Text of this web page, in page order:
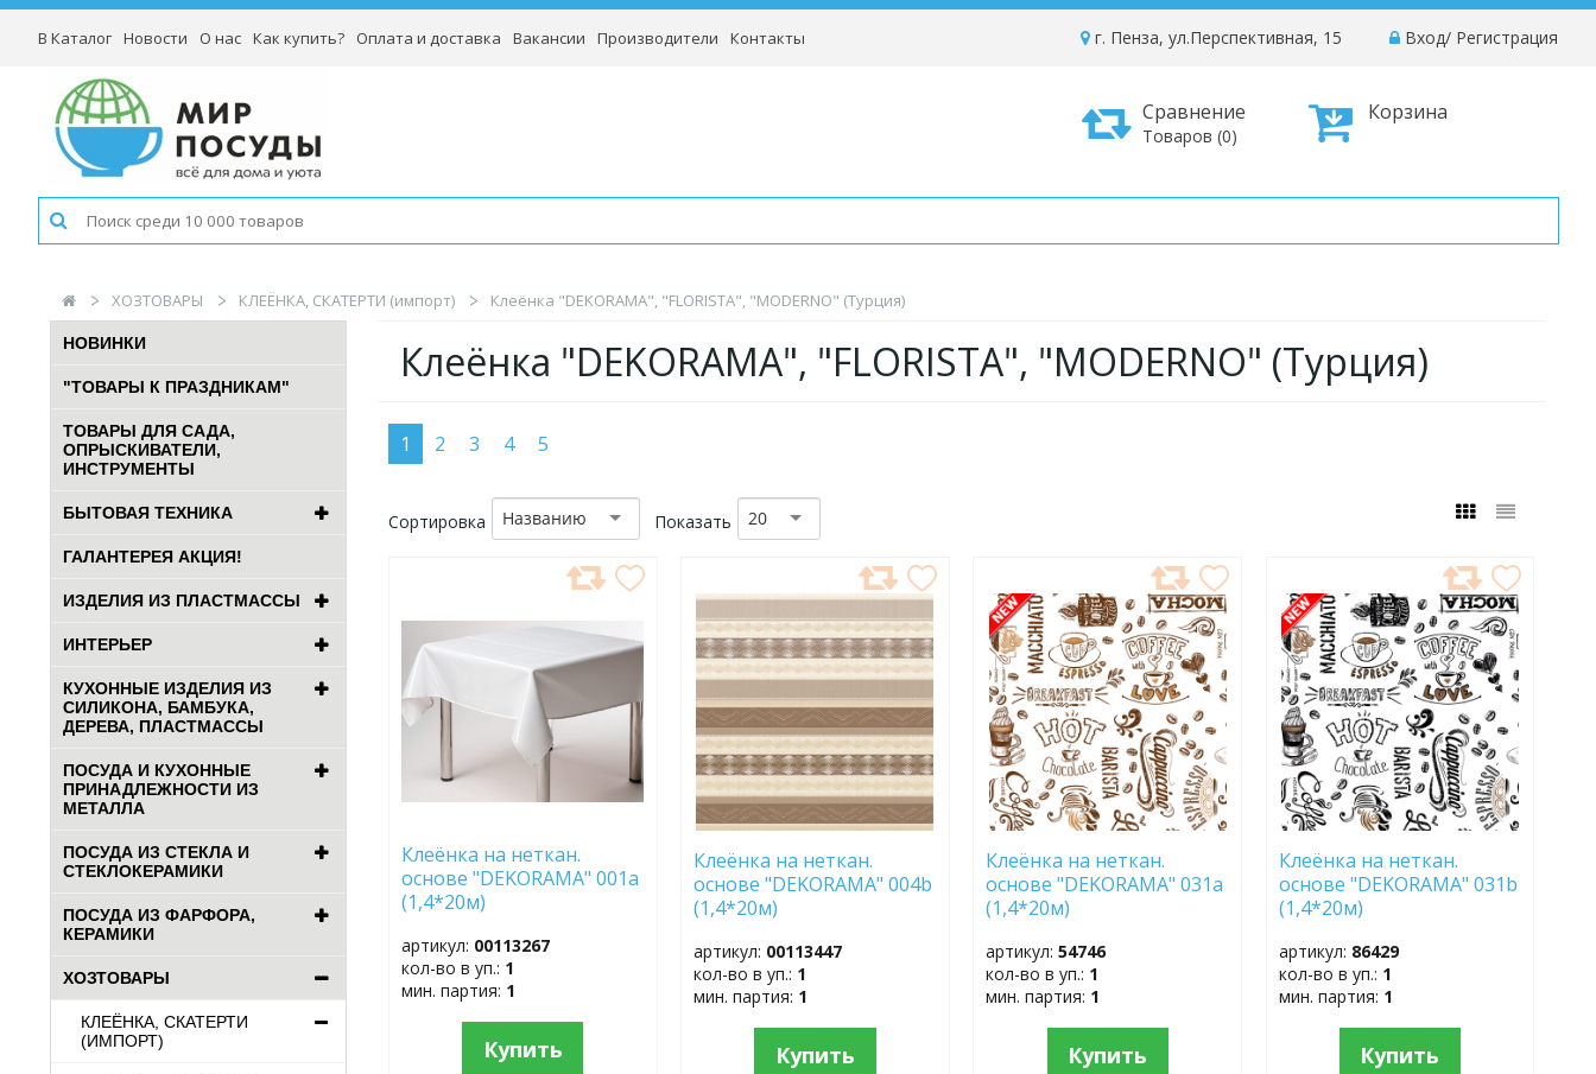
В Каталог Новости О нас Как купить? Оплата и доставка Вакансии Производители Контакты Вход/ Регистрация
г. Пенза, ул.Перспективная, 15
Корзина
Сравнение
Товаров (0)
ХОЗТОВАРЫ КЛЕЁНКА, СКАТЕРТИ (импорт) Клеёнка "DEKORAMA", "FLORISTA", "MODERNO" (Турция)
НОВИНКИ
"ТОВАРЫ К ПРАЗДНИКАМ"
ТОВАРЫ ДЛЯ САДА,
ОПРЫСКИВАТЕЛИ,
ИНСТРУМЕНТЫ
БЫТОВАЯ ТЕХНИКА
ГАЛАНТЕРЕЯ АКЦИЯ!
ИЗДЕЛИЯ ИЗ ПЛАСТМАССЫ
ИНТЕРЬЕР
КУХОННЫЕ ИЗДЕЛИЯ ИЗ
СИЛИКОНА, БАМБУКА,
ДЕРЕВА, ПЛАСТМАССЫ
ПОСУДА И КУХОННЫЕ
ПРИНАДЛЕЖНОСТИ ИЗ
МЕТАЛЛА
ПОСУДА ИЗ СТЕКЛА И
СТЕКЛОКЕРАМИКИ
ПОСУДА ИЗ ФАРФОРА,
КЕРАМИКИ
ХОЗТОВАРЫ
КЛЕЁНКА, СКАТЕРТИ
(ИМПОРТ)
Клеёнка "DEKORAMA", "FLORISTA", "MODERNO" (Турция)
1 2 3 4 5
Сортировка Названию Показать 20
ИЗБРАННОЕ
Клеёнка на неткан.
основе "DEKORAMA" 001a
(1,4*20м)
артикул: 00113267
кол-во в уп.: 1
мин. партия: 1
Купить
ДОБАВИТЬ
ИЗБРАННОЕ
Клеёнка на неткан.
основе "DEKORAMA" 004b
(1,4*20м)
артикул: 00113447
кол-во в уп.: 1
мин. партия: 1
Купить
ДОБАВИТЬ
В
ИЗБРАННОЕ
Клеёнка на неткан.
основе "DEKORAMA" 031a
(1,4*20м)
артикул:54746
кол-во в уп.: 1
мин. партия: 1
Купить
ДОБАВИТЬ
В
ИЗБРАННОЕ
Клеёнка на неткан.
основе "DEKORAMA" 031b
(1,4*20м)
артикул: 86429
кол-во в уп.: 1
мин. партия: 1
Купить